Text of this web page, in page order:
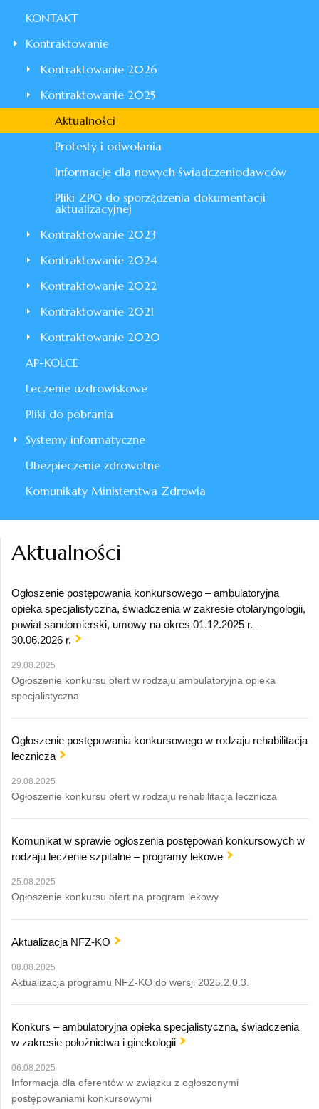
KONTAKT
Kontraktowanie
Kontraktowanie 2026
Kontraktowanie 2025
Aktualności
Protesty i odwołania
Informacje dla nowych świadczeniodawców
Pliki ZPO do sporządzenia dokumentacji
aktualizacyjnej
Kontraktowanie 2023
Kontraktowanie 2024
Kontraktowanie 2022
Kontraktowanie 2021
Kontraktowanie 2020
AP-KOLCE
Leczenie uzdrowiskowe
Pliki do pobrania
Systemy informatyczne
Ubezpieczenie zdrowotne
Komunikaty Ministerstwa Zdrowia
Aktualności
Ogłoszenie postępowania konkursowego – ambulatoryjna
opieka specjalistyczna, świadczenia w zakresie otolaryngologii,
powiat sandomierski, umowy na okres 01.12.2025 r. –
30.06.2026 r.
29.08.2025
Ogłoszenie konkursu ofert w rodzaju ambulatoryjna opieka
specjalistyczna
Ogłoszenie postępowania konkursowego w rodzaju rehabilitacja
lecznicza
29.08.2025
Ogłoszenie konkursu ofert w rodzaju rehabilitacja lecznicza
Komunikat w sprawie ogłoszenia postępowań konkursowych w
rodzaju leczenie szpitalne – programy lekowe
25.08.2025
Ogłoszenie konkursu ofert na program lekowy
Aktualizacja NFZ-KO
08.08.2025
Aktualizacja programu NFZ-KO do wersji 2025.2.0.3.
Konkurs – ambulatoryjna opieka specjalistyczna, świadczenia
w zakresie położnictwa i ginekologii
06.08.2025
Informacja dla oferentów w związku z ogłoszonymi
postępowaniami konkursowymi